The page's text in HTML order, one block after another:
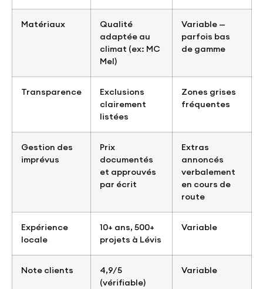
Matériaux
Qualité
adaptée au
climat (ex: MC
Mel)
Variable —
parfois bas
de gamme
Transparence
Exclusions
clairement
listées
Zones grises
fréquentes
Gestion des
imprévus
Prix
documentés
et approuvés
par écrit
Extras
annoncés
verbalement
en cours de
route
Expérience
locale
10+ ans, 500+
projets à Lévis
Variable
Note clients
4,9/5
(vérifiable)
Variable